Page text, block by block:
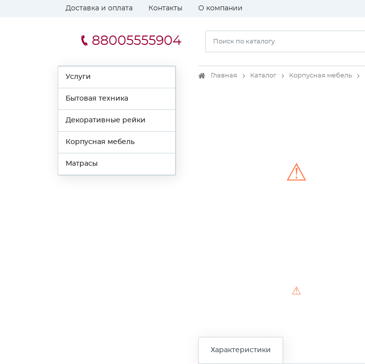
Доставка и оплата Контакты О компании
88005555904
Услуги
Бытовая техника
Декоративные рейки
Корпусная мебель
Матрасы
Главная Каталог Корпусная мебель
⚠
⚠
Характеристики